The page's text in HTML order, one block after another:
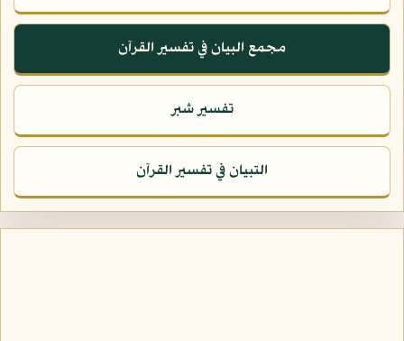
مجمع البيان في تفسير القرآن
تفسير شبر
التبيان في تفسير القرآن